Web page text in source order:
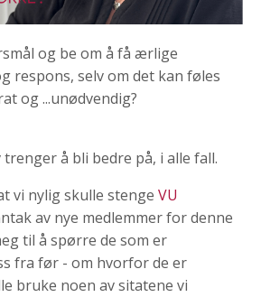
og be om å få ærlige
respons, selv om det kan føles
og ...unødvendig?
å bli bedre på, i alle fall.
vi nylig skulle stenge VU
av nye medlemmer for denne
til å spørre de som er
fra før - om hvorfor de er
bruke noen av sitatene vi